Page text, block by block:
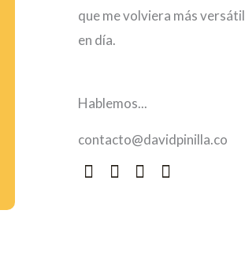
que me volviera más
en día.
Hablemos...
contacto@davidpinilla.co